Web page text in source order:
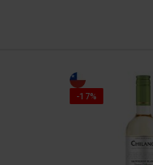
-17%